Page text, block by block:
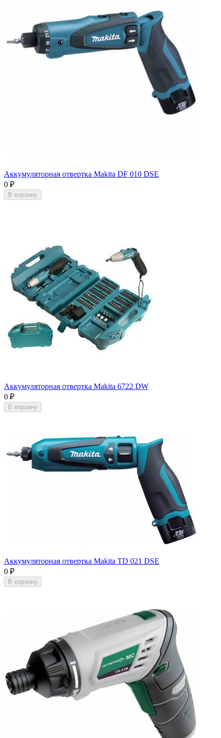
Аккумуляторная отвертка Makita DF 010 DSE
0 ₽
В корзину
Аккумуляторная отвертка Makita 6722 DW
0 ₽
В корзину
Аккумуляторная отвертка Makita TD 021 DSE
0 ₽
В корзину